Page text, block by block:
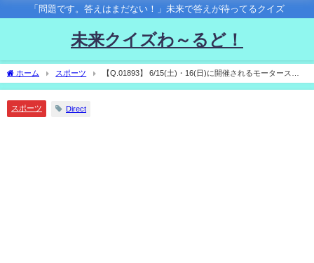
「問題です。答えはまだない！」未来で答えが待ってるクイズ
未来クイズわ～るど！
ホーム スポーツ
【Q.01893】 6/15(土)・16(日)に開催されるモータースポ
ーツの祭典「ル・マン24時間レース」。 HYPERCARクラスの優勝チームは？
スポーツ Direct